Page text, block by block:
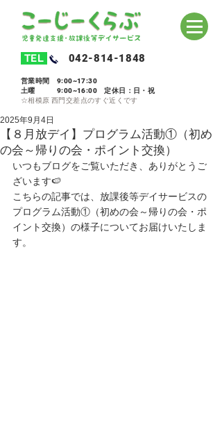
TEL 042-814-1848
営業時間 9:00~17:30
土曜 9:00~16:00 定休日：日・祝
​☆相模原 西門交差点のすぐ近くです
【８月放デイ】プログラム活動①（初め
の会～帰りの会・ポイント交換）
2025年9月4日
いつもブログをご覧いただき、ありがとうご
ざいます🍉
こちらの記事では、放課後等デイサービスの
プログラム活動①（初めの会～帰りの会・ポ
イント交換）の様子についてお届けいたしま
す。